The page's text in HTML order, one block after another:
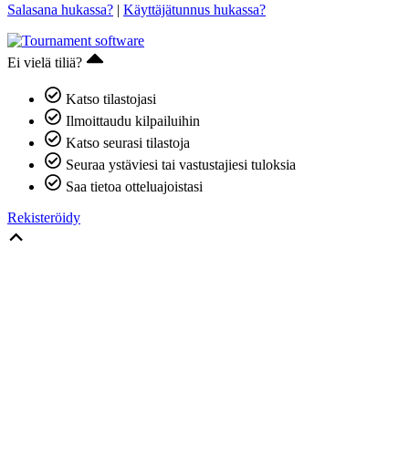
Salasana hukassa? | Käyttäjätunnus hukassa?
Ei vielä tiliä?
Katso tilastojasi
Ilmoittaudu kilpailuihin
Katso seurasi tilastoja
Seuraa ystäviesi tai vastustajiesi tuloksia
Saa tietoa otteluajoistasi
Rekisteröidy